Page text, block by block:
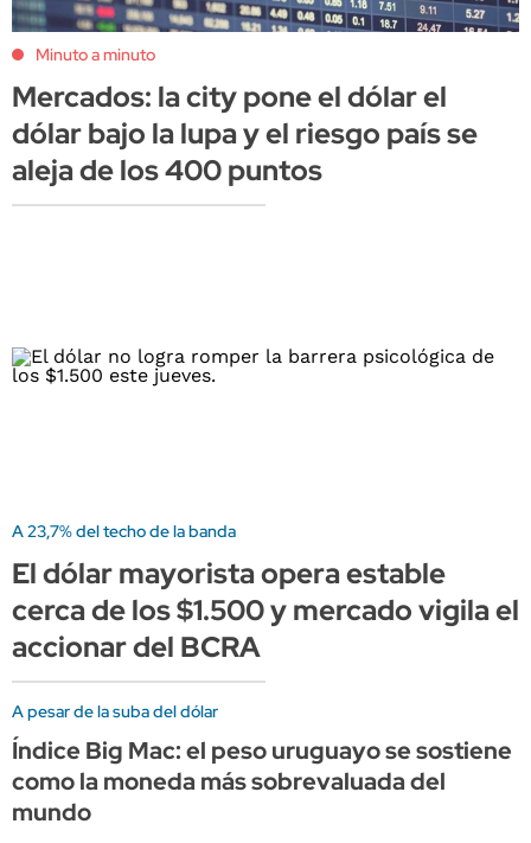
Minuto a minuto
Mercados: la city pone el dólar el
dólar bajo la lupa y el riesgo país se
aleja de los 400 puntos
A 23,7% del techo de la banda
El dólar mayorista opera estable
cerca de los $1.500 y mercado vigila el
accionar del BCRA
A pesar de la suba del dólar
Índice Big Mac: el peso uruguayo se sostiene
como la moneda más sobrevaluada del
mundo